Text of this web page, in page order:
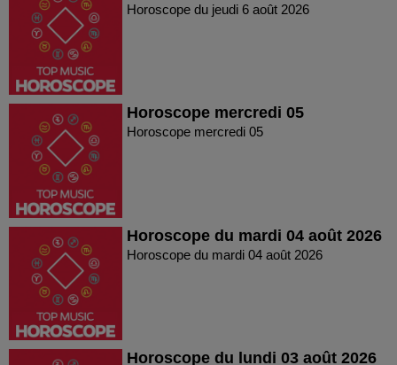
Horoscope du jeudi 6 août 2026
Horoscope mercredi 05
Horoscope mercredi 05
Horoscope du mardi 04 août 2026
Horoscope du mardi 04 août 2026
Horoscope du lundi 03 août 2026